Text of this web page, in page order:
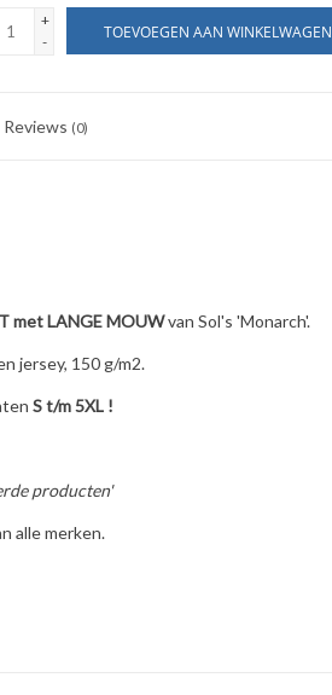
+
-
TOEVOEGEN AAN WINKELWAGEN
Reviews (0)
met LANGE MOUWvan Sol's 'Monarch'.
jersey, 150 g/m2.
S t/m 5XL !
producten'
alle merken.